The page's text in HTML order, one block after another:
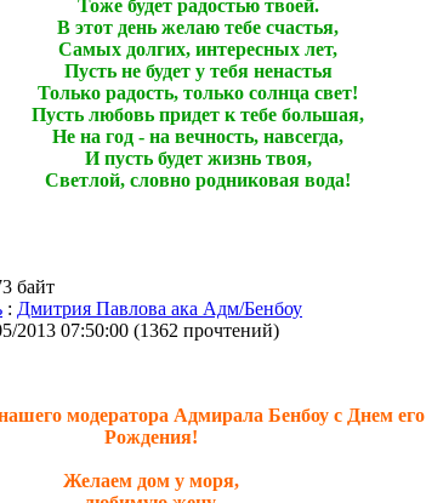
Тоже будет радостью твоей.
В этот день желаю тебе счастья,
Самых долгих, интересных лет,
Пусть не будет у тебя ненастья
Только радость, только солнца свет!
Пусть любовь придет к тебе большая,
Не на год - на вечность, навсегда,
И пусть будет жизнь твоя,
Светлой, словно родниковая вода!
байт
: Дмитрия Павлова ака Адм/Бенбоу
2013 07:50:00 (1362 прочтений)
модератора Адмирала Бенбоу с Днем его
Рождения!
Желаем дом у моря,